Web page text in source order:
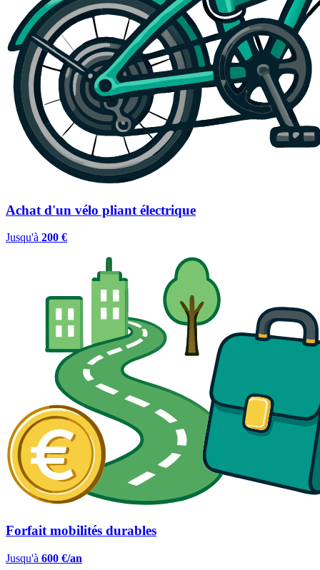
Achat d'un vélo pliant électrique
Jusqu'à 200 €
Forfait mobilités durables
Jusqu'à 600 €/an